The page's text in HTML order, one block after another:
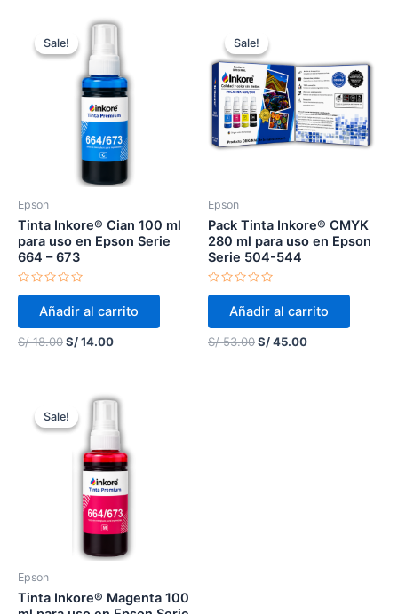
Sale!
Sale!
Epson
Tinta Inkore® Cian 100 ml
para uso en Epson Serie
664 – 673
Valorado
de
5
Añadir al carrito
S/18.00
Original
price
was:
S/14.00
Current
Sale!
Sale!
Epson
Pack Tinta Inkore® CMYK
280 ml para uso en Epson
Serie 504-544
Valorado
de
5
Añadir al carrito
S/53.00
price
was:
S/ 53.00.
S/45.00
S/ 45.00.
Sale!
Sale!
Epson
Tinta Inkore® Magenta 100
Original
price
was:
S/ 18.00.
Current
is:
S/ 14.00.